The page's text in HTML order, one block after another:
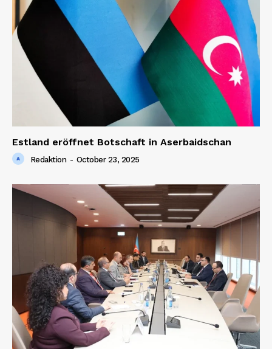
Estland eröffnet Botschaft in Aserbaidschan
Redaktion - October 23, 2025